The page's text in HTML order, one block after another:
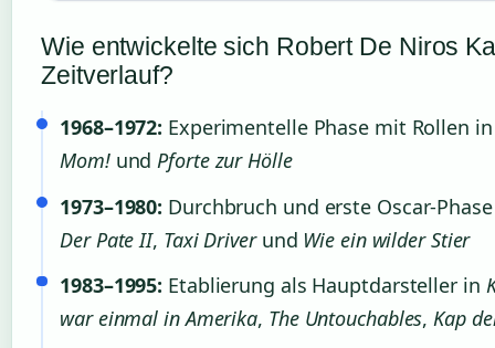
Wie entwickelte sich Robert De Niros
Zeitverlauf?
1968–1972: Experimentelle Phase mit Rollen
Mom!undPforte zur Hölle
1973–1980: Durchbruch und erste Oscar-
Der Pate II, Taxi Driverund Wie ein wilder Stier
1983–1995: Etablierung als Hauptdarsteller in
war einmal in Amerika, The Untouchables, Kap